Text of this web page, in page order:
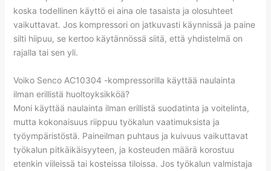
koska todellinen käyttö ei aina ole tasaista ja olosuhteet
vaikuttavat. Jos kompressori on jatkuvasti käynnissä ja paine
silti hiipuu, se kertoo käytännössä siitä, että yhdistelmä on
rajalla tai sen yli.
Voiko Senco AC10304 -kompressorilla käyttää naulainta
ilman erillistä huoltoyksikköä?
Moni käyttää naulainta ilman erillistä suodatinta ja voitelinta,
mutta kokonaisuus riippuu työkalun vaatimuksista ja
työympäristöstä. Paineilman puhtaus ja kuivuus vaikuttavat
työkalun pitkäikäisyyteen, ja kosteuden määrä korostuu
etenkin viileissä tai kosteissa tiloissa. Jos työkalun valmistaja